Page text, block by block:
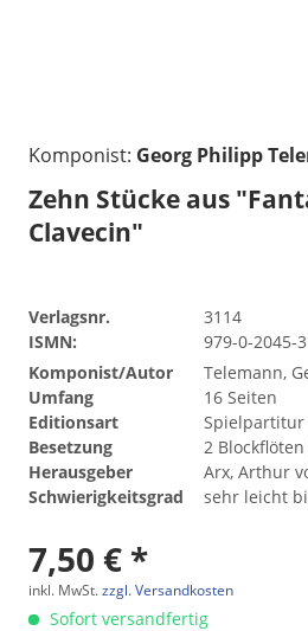
Komponist: Georg Philipp
Zehn Stücke aus
Clavecin"
Verlagsnr.
3114
ISMN:
979-0-2045-
Komponist/Autor
Telemann,
Umfang
16 Seiten
Editionsart
Spielpartitur
Besetzung
2 Blockflöten
Herausgeber
Arx, Arthur
Schwierigkeitsgrad
sehr leicht
7,50 € *
inkl. MwSt.zzgl. Versandkosten
Sofort versandfertig